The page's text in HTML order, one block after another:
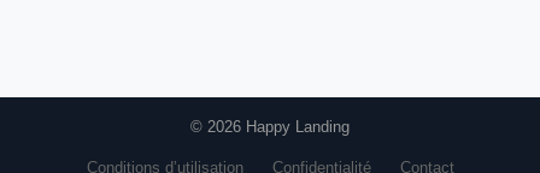
© 2026 Happy Landing
Conditions d’utilisation Confidentialité Contact